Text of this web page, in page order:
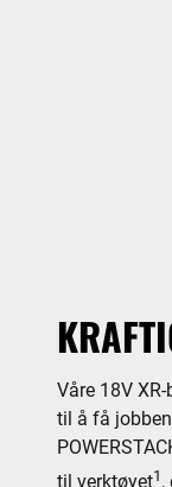
Våre 18V
til å få
til verktøyet1 ,